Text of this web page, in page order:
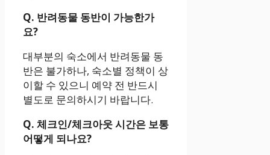
Q. 반려동물 동반이 가능한가
요?
대부분의 숙소에서 반려동물 동
반은 불가하나, 숙소별 정책이 상
이할 수 있으니 예약 전 반드시
별도로 문의하시기 바랍니다.
Q. 체크인/체크아웃 시간은 보통
어떻게 되나요?